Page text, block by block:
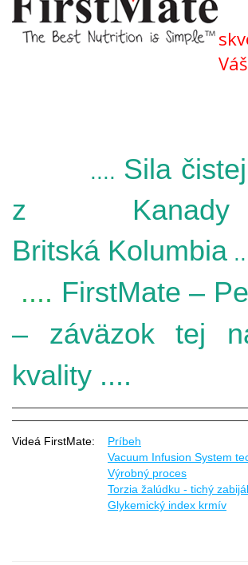
.... Sila
z
Britská Kolumbia
.... FirstMate –
– záväzok tej
kvality ....
Videá FirstMate: Príbeh
Vacuum Infusion System
Výrobný proces
Torzia žalúdku - tichý
Glykemický index krmív